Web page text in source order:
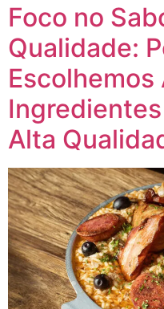
Foco no
Qualidade:
Escolhemos
Alta